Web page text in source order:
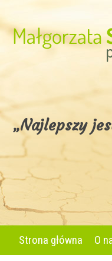
„Najlepszy
Strona główna O